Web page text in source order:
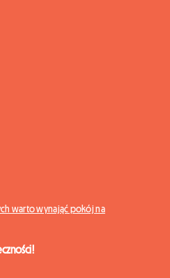
warto wynająć pokój na